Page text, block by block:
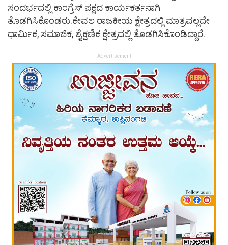
ಸಂದರ್ಭದಲ್ಲಿ ಕಾಂಗ್ರೆಸ್ ಪಕ್ಷದ ಕಾರ್ಯಕರ್ತನಾಗಿ
ತೊಡಗಿಸಿಕೊಂಡರು.ಕೇವಲ ರಾಜಕೀಯ ಕ್ಷೇತ್ರದಲ್ಲಿ ಮಾತ್ರವಲ್ಲದೇ
ಧಾರ್ಮಿಕ, ಸಮಾಜಿಕ, ಶೈಕ್ಷಣಿಕ ಕ್ಷೇತ್ರದಲ್ಲಿ ತೊಡಗಿಸಿಕೊಂಡಿದ್ದಾರೆ.
Advertisement